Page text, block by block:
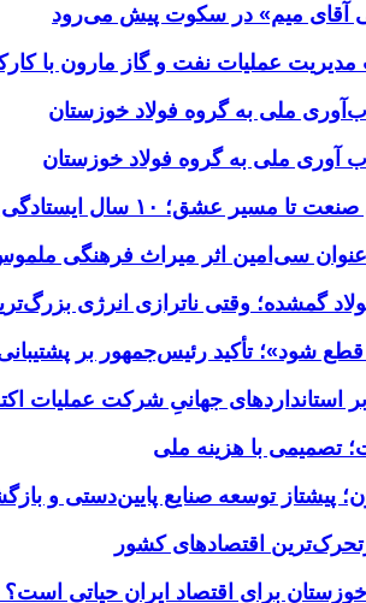
میم» در سکوت پیش می‌رود
عملیات نفت و گاز مارون با
ملی به گروه فولاد خوزستان
آوری ملی به گروه فولاد خوزستان
۱۰ سال ایستادگی فولاد خوزستان در مرز چذابه
سی‌امین اثر میراث‌ فرهنگی
قطع شود»؛ تأکید رئیس‌جمهور بر پشتیبانی
تصمیمی با هزینه ملی
پیشتاز توسعه صنایع پایین‌دستی و
برای اقتصاد ایران حیاتی است؟